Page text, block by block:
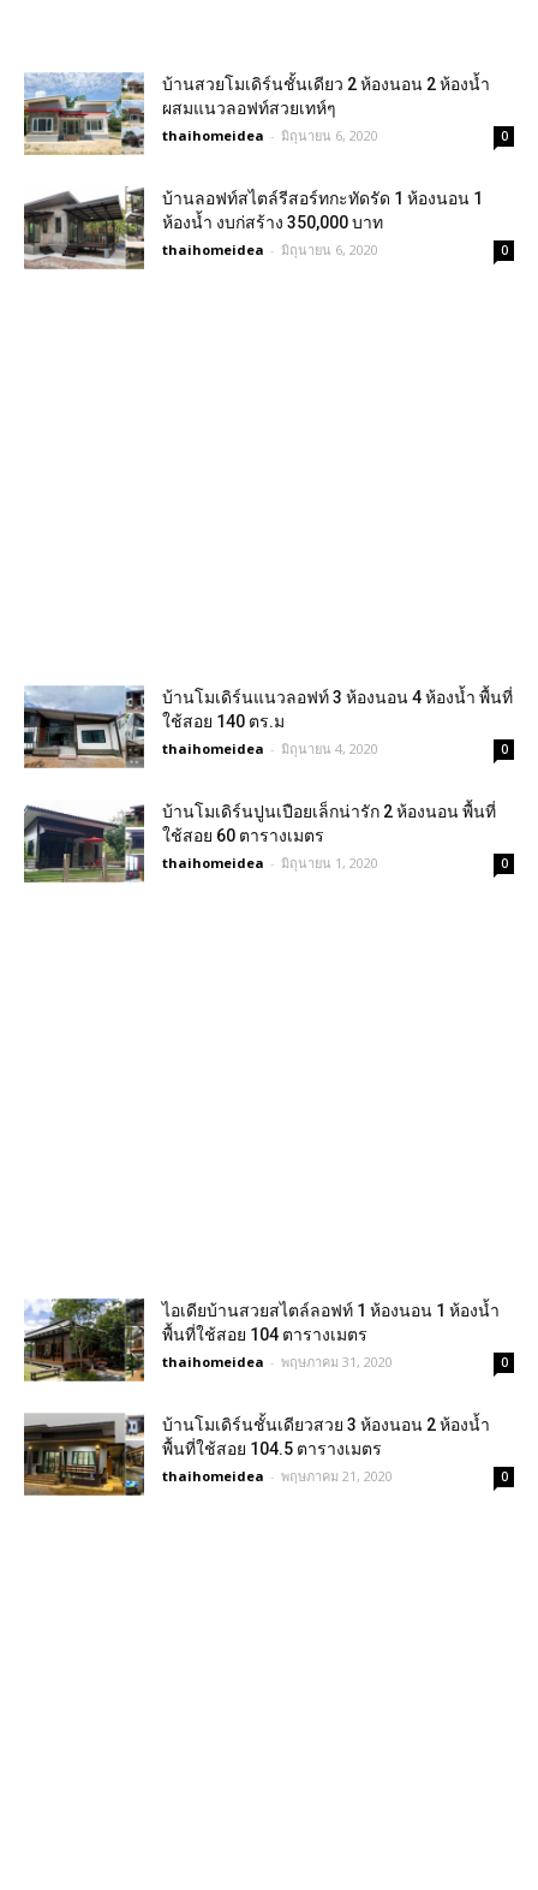
บ้านสวยโมเดิร์นชั้นเดียว 2 ห้องนอน 2 ห้องน้ำ
ผสมแนวลอฟท์สวยเทห์ๆ
thaihomeidea - มิถุนายน 6, 2020 0
บ้านลอฟท์สไตล์รีสอร์ทกะทัดรัด 1 ห้องนอน 1
ห้องน้ำ งบก่สร้าง 350,000 บาท
thaihomeidea - มิถุนายน 6, 2020 0
บ้านโมเดิร์นแนวลอฟท์ 3 ห้องนอน 4 ห้องน้ำ พื้นที่
ใช้สอย 140 ตร.ม
thaihomeidea - มิถุนายน 4, 2020 0
บ้านโมเดิร์นปูนเปือยเล็กน่ารัก 2 ห้องนอน พื้นที่
ใช้สอย 60 ตารางเมตร
thaihomeidea - มิถุนายน 1, 2020 0
ไอเดียบ้านสวยสไตล์ลอฟท์ 1 ห้องนอน 1 ห้องน้ำ
พื้นที่ใช้สอย 104 ตารางเมตร
thaihomeidea - พฤษภาคม 31, 2020 0
บ้านโมเดิร์นชั้นเดียวสวย 3 ห้องนอน 2 ห้องน้ำ
พื้นที่ใช้สอย 104.5 ตารางเมตร
thaihomeidea - พฤษภาคม 21, 2020 0